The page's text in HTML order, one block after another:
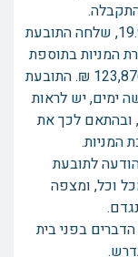
בעקבות הדיון שנערך בבית המשפט ב19.9.07, שלחה התובעת
המניות בתוספת
ריבית, הצמדה והוצאות משפט, ובסך הכל 123,876 ₪. התובעת
ימים, יש לראות
ובהתאם לכך את
המניות.
לתובעת
וכל, ומצפה
בפני בית